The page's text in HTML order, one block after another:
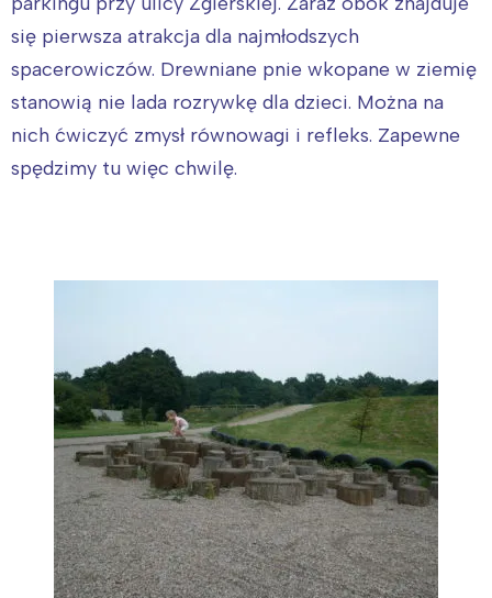
się pierwsza atrakcja dla najmłodszych
spacerowiczów. Drewniane pnie wkopane w ziemię
stanowią nie lada rozrywkę dla dzieci. Można na
nich ćwiczyć zmysł równowagi i refleks. Zapewne
spędzimy tu więc chwilę.